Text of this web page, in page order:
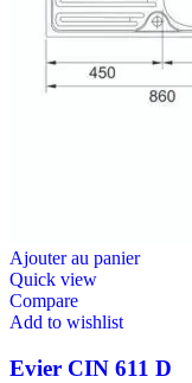
Ajouter au panier
Quick view
Compare
Add to wishlist
Evier CIN 611 D